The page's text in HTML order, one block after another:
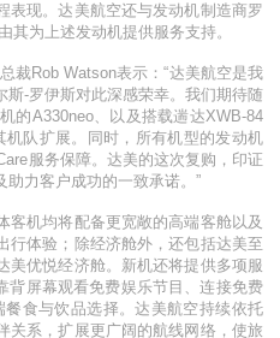
表现。达美航空还与发动机制造商罗
其为上述发动机提供服务支持。
裁Rob Watson表示：“达美航空是我
斯-罗伊斯对此深感荣幸。我们期待随
的A330neo、以及搭载遄达XWB-84
机队扩展。同时，所有机型的发动机
服务保障。达美的这次复购，印证
力客户成功的一致承诺。 ”
客机均将配备更宽敞的高端客舱以及
行体验；除经济舱外，还包括达美至
美优悦经济舱。新机还将提供多项服
背屏幕观看免费娱乐节目、连接免费
餐食与饮品选择。达美航空持续依托
关系，扩展更广阔的航线网络，使旅